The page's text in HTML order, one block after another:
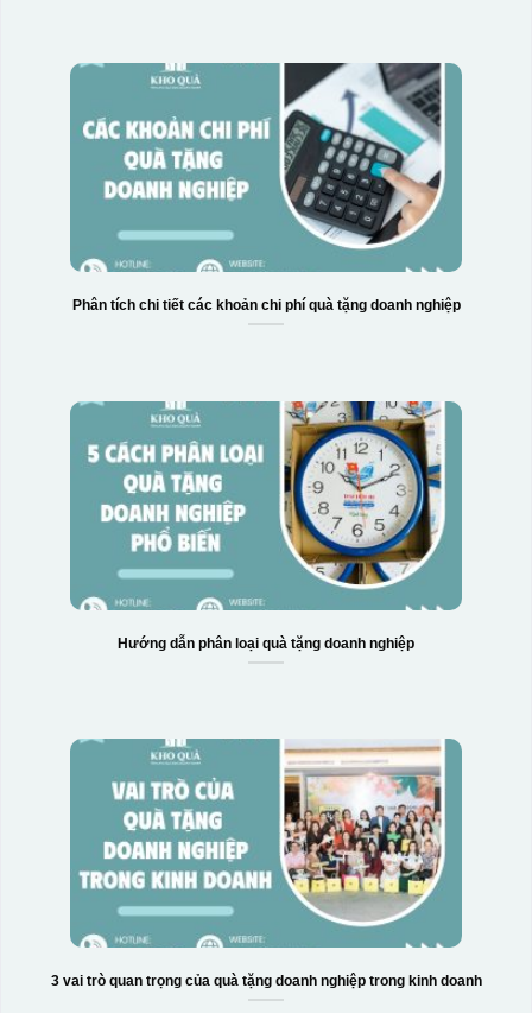
Phân tích chi tiết các khoản chi phí quà tặng doanh nghiệp
Hướng dẫn phân loại quà tặng doanh nghiệp
3 vai trò quan trọng của quà tặng doanh nghiệp trong kinh doanh